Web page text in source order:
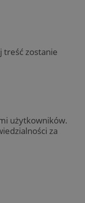
treść zostanie
użytkowników.
za